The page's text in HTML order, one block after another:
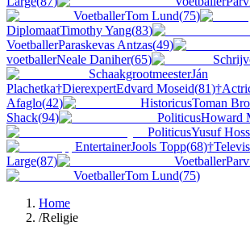
VoetballerTom Lund(75)
DiplomaatTimothy Yang(83)
VoetballerParaskevas Antzas(49)
voetballerNeale Daniher(65)
SchaakgrootmeesterJán
Plachetka†DierexpertEdvard Moseid(81)†
Afaglo(42) HistoricusToman
Shack(94) PoliticusHoward
PoliticusYusuf
EntertainerJools Topp(68)†
Large(87) Voetballer
VoetballerTom Lund(75)
Home
/Religie